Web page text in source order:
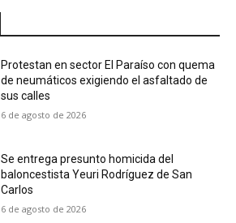
Protestan en sector El Paraíso con quema
de neumáticos exigiendo el asfaltado de
sus calles
6 de agosto de 2026
Se entrega presunto homicida del
baloncestista Yeuri Rodríguez de San
Carlos
6 de agosto de 2026